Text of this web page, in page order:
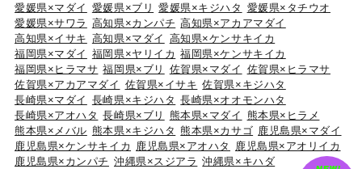
愛媛県×マダイ 愛媛県×ブリ 愛媛県×キジハタ 愛媛県×タチウオ
愛媛県×サワラ 高知県×カンパチ 高知県×アカアマダイ
高知県×イサキ 高知県×マダイ 高知県×ケンサキイカ
福岡県×マダイ 福岡県×ヤリイカ 福岡県×ケンサキイカ
福岡県×ヒラマサ 福岡県×ブリ 佐賀県×マダイ 佐賀県×ヒラマサ
佐賀県×アカアマダイ 佐賀県×イサキ 佐賀県×キジハタ
長崎県×マダイ 長崎県×キジハタ 長崎県×オオモンハタ
長崎県×アオハタ 長崎県×ブリ 熊本県×マダイ 熊本県×ヒラメ
熊本県×メバル 熊本県×キジハタ 熊本県×カサゴ 鹿児島県×マダイ
鹿児島県×ケンサキイカ
鹿児島県×アオハタ
鹿児島県×アオリイカ
鹿児島県×カンパチ 沖縄県×スジアラ 沖縄県×キハダ